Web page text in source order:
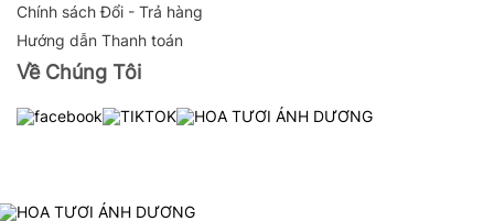
Chính sách Đổi - Trả hàng
Hướng dẫn Thanh toán
Về Chúng Tôi